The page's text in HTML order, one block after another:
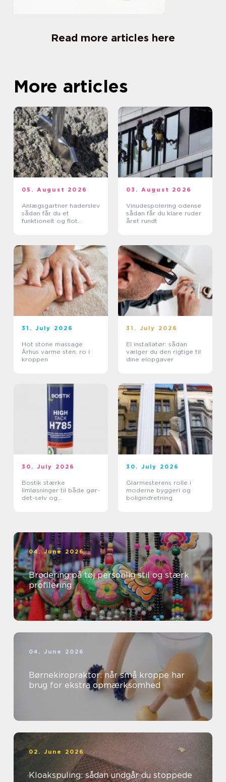
Read more articles here
More articles
05. August 2026
Anlægsgartner haderslev
sådan får du et
funktionelt og flot
03. August 2026
Vinudespolering odense
sådan får du klare ruder
året rundt
31. July 2026
Hot stone massage
Århus varme sten, ro i
kroppen
31. July 2026
El installatør: sådan
vælger du den rigtige til
dine elopgaver
30. July 2026
Bostik stærke
limløsninger til både gør-
det-selv og
30. July 2026
Glarmesterens rolle i
moderne byggeri og
boligindretning
04. June 2026
Brodering på tøj personlig stil og stærk
profilering
04. June 2026
Børnekiropraktor: når små kroppe har
brug for ekstra opmærksomhed
02. June 2026
Kloakspuling: sådan undgår du stoppede